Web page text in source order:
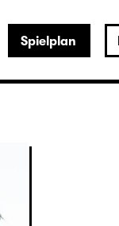
Spielplan